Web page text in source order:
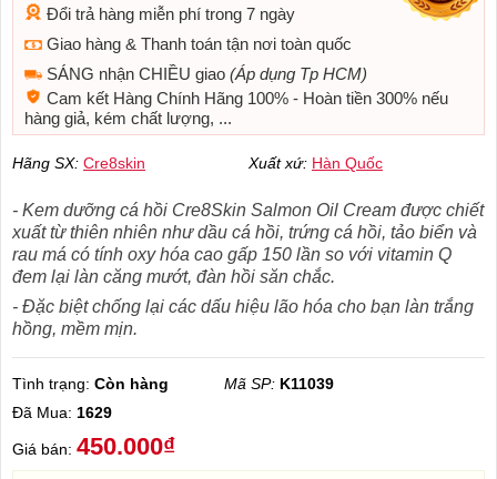
Đổi trả hàng miễn phí trong 7 ngày
Giao hàng & Thanh toán tận nơi toàn quốc
SÁNG nhận CHIỀU giao (Áp dụng Tp HCM)
Cam kết Hàng Chính Hãng 100% - Hoàn tiền 300% nếu
hàng giả, kém chất lượng, ...
Hãng SX: Cre8skin Xuất xứ: Hàn Quốc
- Kem dưỡng cá hồi Cre8Skin Salmon Oil Cream được chiết
xuất từ thiên nhiên như dầu cá hồi, trứng cá hồi, tảo biển và
rau má có tính oxy hóa cao gấp 150 lần so với vitamin Q
đem lại làn căng mướt, đàn hồi săn chắc.
- Đặc biệt chống lại các dấu hiệu lão hóa cho bạn làn trắng
hồng, mềm mịn.
Tình trạng: Còn hàng Mã SP: K11039
Đã Mua: 1629
Giá bán: 450.000₫